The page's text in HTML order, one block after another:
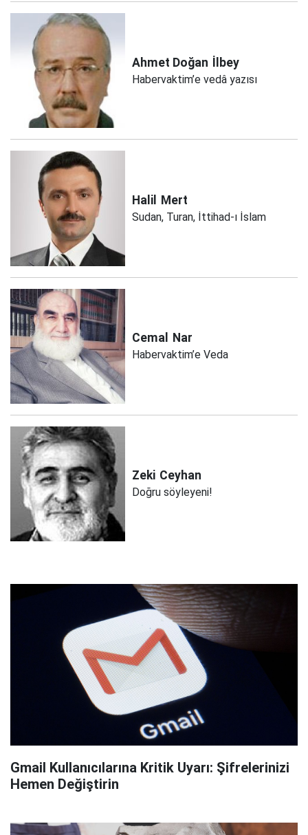
Ahmet Doğan İlbey
Habervaktim’e vedâ yazısı
Halil Mert
Sudan, Turan, İttihad-ı İslam
Cemal Nar
Habervaktim’e Veda
Zeki Ceyhan
Doğru söyleyeni!
Gmail Kullanıcılarına Kritik Uyarı: Şifrelerinizi
Hemen Değiştirin